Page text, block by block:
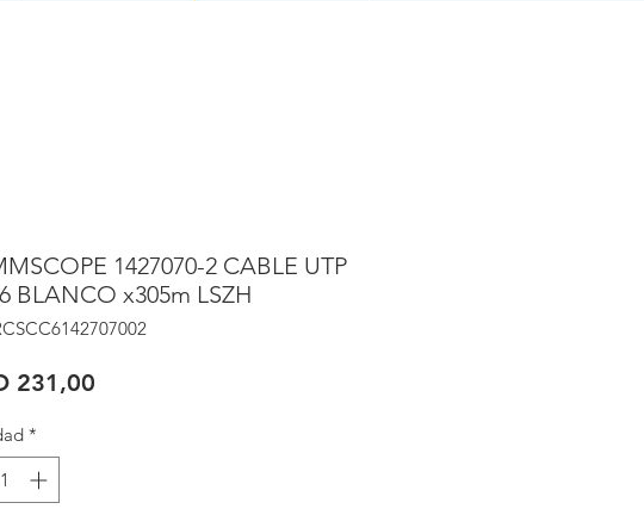
1427070-2 CABLE UTP
BLANCO x305m LSZH
231,00
*